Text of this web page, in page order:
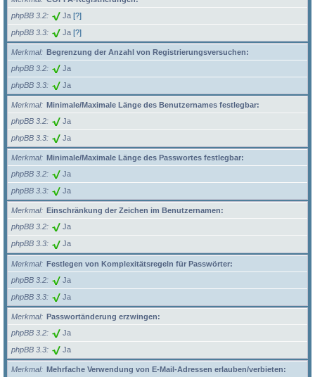
phpBB 3.2
Ja [?]
phpBB 3.3 Ja [?]
Merkmal
Begrenzung der Anzahl von Registrierungsversuchen:
phpBB 3.2
Ja
phpBB 3.3 Ja
Merkmal
Minimale/Maximale Länge des Benutzernames festlegbar:
phpBB 3.2
Ja
phpBB 3.3 Ja
Merkmal
Minimale/Maximale Länge des Passwortes festlegbar:
phpBB 3.2
Ja
phpBB 3.3 Ja
Merkmal
Einschränkung der Zeichen im Benutzernamen:
phpBB 3.2
Ja
phpBB 3.3 Ja
Merkmal
Festlegen von Komplexitätsregeln für Passwörter:
phpBB 3.2
Ja
phpBB 3.3 Ja
Merkmal
Passwortänderung erzwingen:
phpBB 3.2
Ja
phpBB 3.3 Ja
Merkmal
Mehrfache Verwendung von E-Mail-Adressen erlauben/verbieten: